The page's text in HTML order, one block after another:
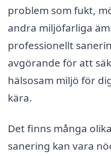
problem som fukt,
andra miljöfarliga
professionellt
avgörande för att
hälsosam miljö för
kära.
Det finns många
sanering kan vara